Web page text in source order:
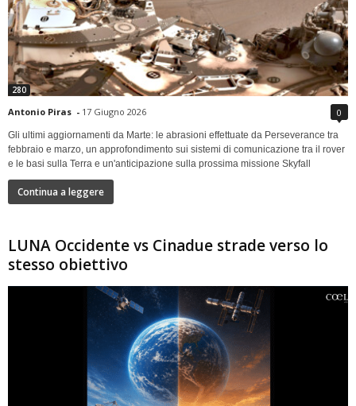
280
Antonio Piras - 17 Giugno 2026 0
Gli ultimi aggiornamenti da Marte: le abrasioni effettuate da Perseverance tra
febbraio e marzo, un approfondimento sui sistemi di comunicazione tra il rover
e le basi sulla Terra e un'anticipazione sulla prossima missione Skyfall
Continua a leggere
LUNA Occidente vs Cinadue strade verso lo
stesso obiettivo